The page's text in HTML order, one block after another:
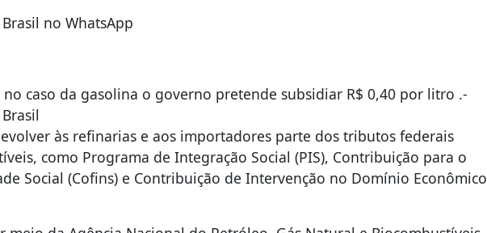
no WhatsApp
caso da gasolina o governo pretende subsidiar R$ 0,40 por litro .-
às refinarias e aos importadores parte dos tributos federais
como Programa de Integração Social (PIS), Contribuição para o
Social (Cofins) e Contribuição de Intervenção no Domínio Econômico